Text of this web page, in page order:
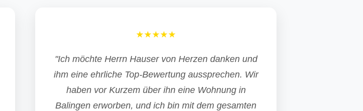
★★★★★
"Ich möchte Herrn Hauser von Herzen danken und
ihm eine ehrliche Top-Bewertung aussprechen. Wir
haben vor Kurzem über ihn eine Wohnung in
Balingen erworben, und ich bin mit dem gesamten